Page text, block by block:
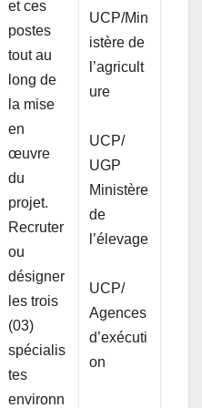
et ces
postes
tout au
long de
la mise
en
œuvre
du
projet.
Recruter
ou
désigner
les trois
(03)
spécialis
tes
environn
UCP/Min
istère de
l’agricult
ure
UCP/
UGP
Ministère
de
l’élevage
UCP/
Agences
d’exécuti
on